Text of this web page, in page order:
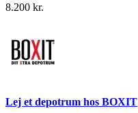
8.200 kr.
Lej et depotrum hos BOXIT